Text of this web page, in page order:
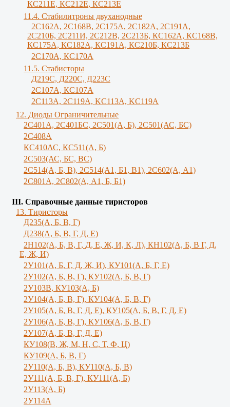
КС211Е, КС212Е, КС213Е
11.4. Стабилитроны двуханодные
2С162А, 2С168В, 2С175А, 2С182А, 2С191А,
2С210Б, 2С211И, 2С212В, 2С213Б, КС162А, КС168В,
КС175А, КС182А, КС191А, КС210Б, КС213Б
2С170А, КС170А
11.5. Стабисторы
Д219С, Д220С, Д223С
2C107A, КС107А
2С113А, 2С119А, KC113A, KC119A
12. Диоды Ограничительные
2С401А, 2С401БС, 2С501(А, Б), 2С501(АС, БС)
2С408А
КС410АС, КС511(А, Б)
2С503(АС, БС, ВС)
2С514(А, Б, В), 2С514(А1, Б1, В1), 2С602(А, А1)
2С801А, 2С802(А, А1, Б, Б1)
III. Справочные данные тиристоров
13. Тиристоры
Д235(А, Б, В, Г)
Д238(А, Б, В, Г, Д, Е)
2Н102(А, Б, В, Г, Д, Е, Ж, И, К, Л), КН102(А, Б, В Г, Д,
Е, Ж, И)
2У101(А, Б, Г, Д, Ж, И), КУ101(А, Б, Г, Е)
2У102(А, Б, В, Г), КУ102(А, Б, В, Г)
2У103В, КУ103(А, Б)
2У104(А, Б, В, Г), КУ104(А, Б, В, Г)
2У105(А, Б, В, Г, Д, Е), КУ105(А, Б, В, Г, Д, Е)
2У106(А, Б, В, Г), КУ106(А, Б, В, Г)
2У107(А, Б, В, Г, Д, Е)
КУ108(В, Ж, М, Н, С, Т, Ф, Ц)
КУ109(А, Б, В, Г)
2У110(А, Б, В), КУ110(А, Б, В)
2У111(А, Б, В, Г), КУ111(А, Б)
2У113(А, Б)
2У114А